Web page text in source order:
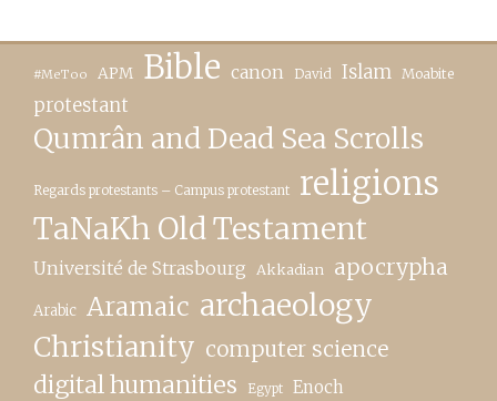
#MeToo APM Bible canon David Islam Moabite
protestant
Qumrân and Dead Sea Scrolls
Regards protestants – Campus protestant religions
TaNaKh Old Testament
Université de Strasbourg Akkadian apocrypha
Arabic Aramaic archaeology
Christianity computer science
digital humanities Egypt Enoch